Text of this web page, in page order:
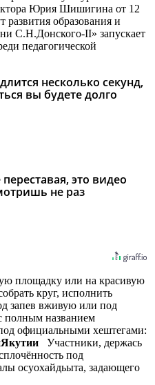
Юрия Шишигина от 12
образования и
С.Н.Донского-II» запускает
педагогической
несколько секунд,
вы будете долго
это видео
не раз
площадку или на красивую
круг, исполнить
запев вживую или под
полным названием
официальными хештегами:
Участники, держась
под
осуохайдьыта, задающего